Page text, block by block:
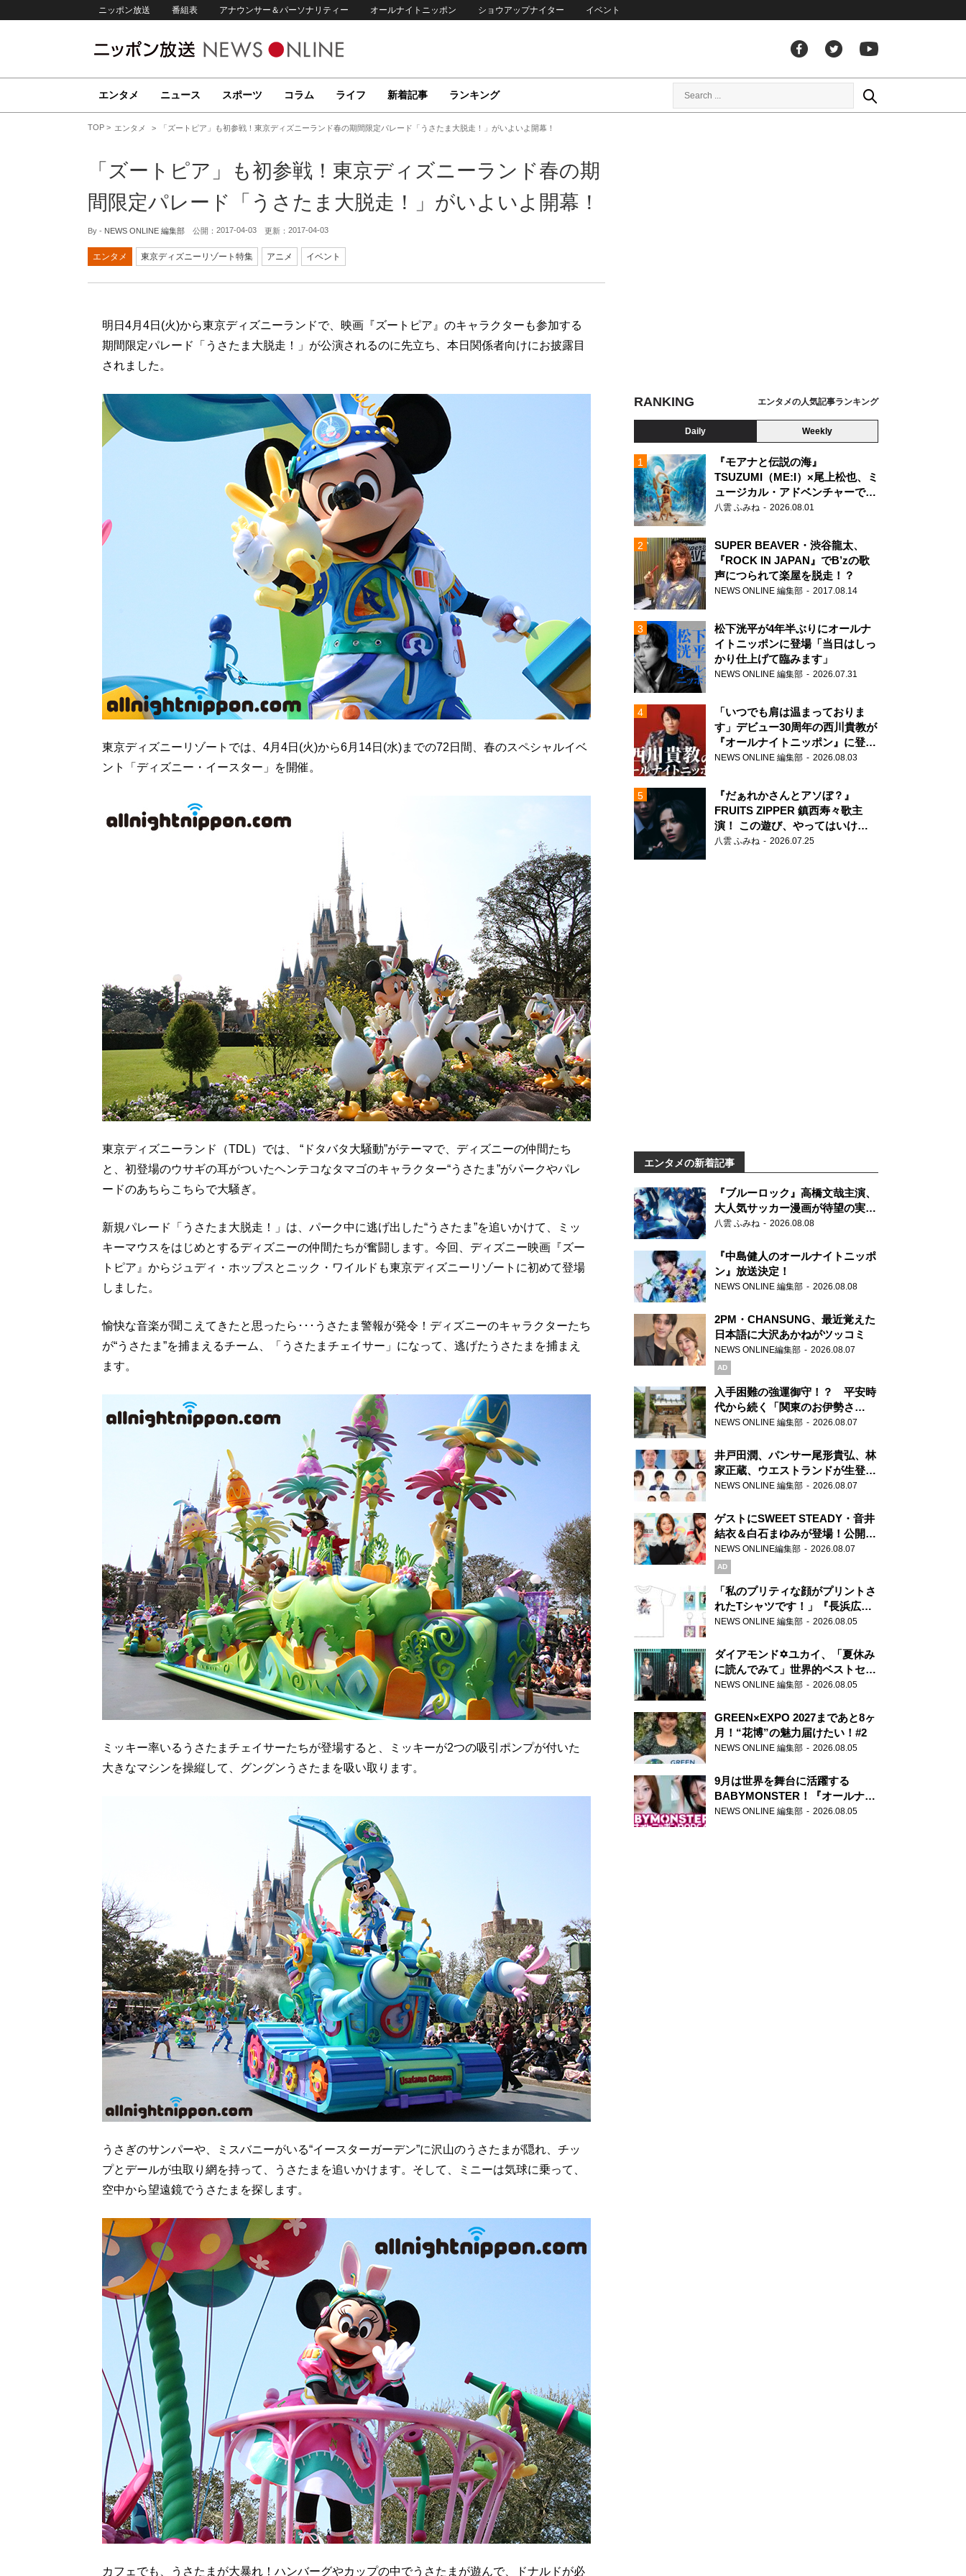
ニッポン放送 番組表 アナウンサー＆パーソナリティー オールナイトニッポン ショウアップナイター イベント
エンタメ ニュース スポーツ コラム ライフ 新着記事 ランキング
TOP エンタメ 「ズートピア」も初参戦！東京ディズニーランド春の期間限定パレード「うさたま大脱走！」がいよいよ開幕！
「ズートピア」も初参戦！東京ディズニーランド春の期
間限定パレード「うさたま大脱走！」がいよいよ開幕！
By - NEWS ONLINE 編集部 公開： 2017-04-03 更新： 2017-04-03
エンタメ 東京ディズニーリゾート特集 アニメ イベント
明日4月4日(火)から東京ディズニーランドで、映画『ズートピア』のキャラクターも参加する
期間限定パレード「うさたま大脱走！」が公演されるのに先立ち、本日関係者向けにお披露目
されました。
東京ディズニーリゾートでは、4月4日(火)から6月14日(水)までの72日間、春のスペシャルイベ
ント「ディズニー・イースター」を開催。
東京ディズニーランド（TDL）では、 “ドタバタ大騒動”がテーマで、ディズニーの仲間たち
と、初登場のウサギの耳がついたヘンテコなタマゴのキャラクター“うさたま”がパークやパレ
ードのあちらこちらで大騒ぎ。
新規パレード「うさたま大脱走！」は、パーク中に逃げ出した“うさたま”を追いかけて、ミッ
キーマウスをはじめとするディズニーの仲間たちが奮闘します。今回、ディズニー映画『ズー
トピア』からジュディ・ホップスとニック・ワイルドも東京ディズニーリゾートに初めて登場
しました。
愉快な音楽が聞こえてきたと思ったら･･･うさたま警報が発令！ディズニーのキャラクターたち
が“うさたま”を捕まえるチーム、「うさたまチェイサー」になって、逃げたうさたまを捕まえ
ます。
ミッキー率いるうさたまチェイサーたちが登場すると、ミッキーが2つの吸引ポンプが付いた
大きなマシンを操縦して、グングンうさたまを吸い取ります。
うさぎのサンパーや、ミスバニーがいる“イースターガーデン”に沢山のうさたまが隠れ、チッ
プとデールが虫取り網を持って、うさたまを追いかけます。そして、ミニーは気球に乗って、
空中から望遠鏡でうさたまを探します。
カフェでも、うさたまが大暴れ！ハンバーグやカップの中でうさたまが遊んで、ドナルドが必
RANKING エンタメの人気記事ランキング
Daily Weekly
『モアナと伝説の海』
TSUZUMI（ME:I）×尾上松也、ミ
ュージカル・アドベンチャーで美
声を響かせる
八雲 ふみね 2026.08.01
SUPER BEAVER・渋谷龍太、
『ROCK IN JAPAN』でB’zの歌
声につられて楽屋を脱走！？
NEWS ONLINE 編集部 2017.08.14
松下洸平が4年半ぶりにオールナ
イトニッポンに登場「当日はしっ
かり仕上げて臨みます」
NEWS ONLINE 編集部 2026.07.31
「いつでも肩は温まっておりま
す」デビュー30周年の西川貴教が
『オールナイトニッポン』に登
場！
NEWS ONLINE 編集部 2026.08.03
『だぁれかさんとアソぼ？』
FRUITS ZIPPER 鎮西寿々歌主
演！ この遊び、やってはいけま
せん。
八雲 ふみね 2026.07.25
エンタメの新着記事
『ブルーロック』高橋文哉主演、
大人気サッカー漫画が待望の実写
映画に
八雲 ふみね 2026.08.08
『中島健人のオールナイトニッポ
ン』放送決定！
NEWS ONLINE 編集部 2026.08.08
2PM・CHANSUNG、最近覚えた
日本語に大沢あかねがツッコミ
NEWS ONLINE編集部 2026.08.07
AD
入手困難の強運御守！？ 平安時
代から続く「関東のお伊勢さ
ま」、芝大神宮にてランパンプス
NEWS ONLINE 編集部 2026.08.07
井戸田潤、パンサー尾形貴弘、林
家正蔵、ウエストランドが生登
場！『ラジオビバリー昼ズ』
NEWS ONLINE 編集部 2026.08.07
ゲストにSWEET STEADY・音井
結衣＆白石まゆみが登場！公開収
録で素顔全開！
NEWS ONLINE編集部 2026.08.07
AD
「私のプリティな顔がプリントさ
れたTシャツです！」『長浜広奈
天下無双』初の番組グッズ発売
NEWS ONLINE 編集部 2026.08.05
ダイアモンド✡ユカイ、「夏休み
に読んでみて」世界的ベストセラ
ー『アナスタシア』を紹介
NEWS ONLINE 編集部 2026.08.05
GREEN×EXPO 2027まであと8ヶ
月！“花博”の魅力届けたい！#2
NEWS ONLINE 編集部 2026.08.05
9月は世界を舞台に活躍する
BABYMONSTER！『オールナイ
トニッポンPODCAST』月替わり
NEWS ONLINE 編集部 2026.08.05